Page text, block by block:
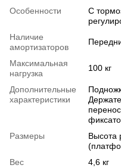
Особенности
С
Наличие
амортизаторов
Максимальная
нагрузка
100 кг
Дополнительные
характеристики
Размеры
Высота
Вес
4,6 кг